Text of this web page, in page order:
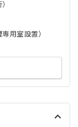
用室設置）